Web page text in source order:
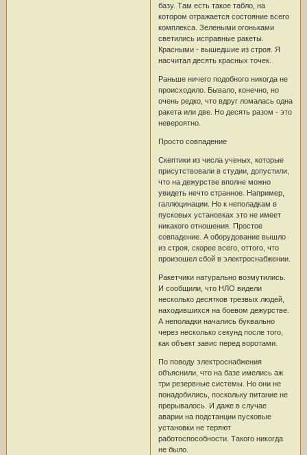
базу. Там есть такое табло, на
котором отражается состояние всего
комплекса. Зелеными огоньками
светились исправные ракеты.
Красными - вышедшие из строя. Я
насчитал десять красных точек.
Раньше ничего подобного никогда не
происходило. Бывало, конечно, но
очень редко, что вдруг ломалась одна
ракета или две. Но десять разом - это
невероятно.
Просто совпадение
Скептики из числа ученых, которые
присутствовали в студии, допустили,
что на дежурстве вполне можно
увидеть нечто странное. Например,
галлюцинации. Но к неполадкам в
пусковых установках это не имеет
никакого отношения. Простое
совпадение. А оборудование вышло
из строя, скорее всего, оттого, что
произошел сбой в электроснабжении.
Ракетчики натурально возмутились.
И сообщили, что НЛО видели
несколько десятков трезвых людей,
находившихся на боевом дежурстве.
А неполадки начались буквально
через несколько секунд после того,
как объект завис перед воротами.
По поводу электроснабжения
объяснили, что на базе имелись аж
три резервные системы. Но они не
понадобились, поскольку питание не
прерывалось. И даже в случае
аварии на подстанции пусковые
установки не теряют
работоспособности. Такого никогда
не было.